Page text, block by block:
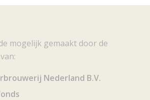
mogelijk gemaakt door de
Nederland B.V.